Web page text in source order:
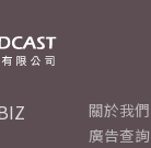
關於我們
廣告查詢